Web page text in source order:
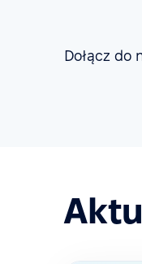
Dołącz do